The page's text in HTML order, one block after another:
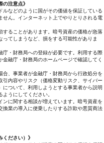
の注意点》
ルなどのように国がその価値を保証している
せん。インターネット上でやりとりされる電
することがあります。暗号資産の価格が急落
ってしまうなど、損をする可能性がありま
庁・財務局への登録が必要です。利用する際
金融庁・財務局のホームページで確認してく
合、事業者が金融庁・財務局から行政処分を
引内容やリスク（価格変動リスク、サイバー
について、利用しようとする事業者から説明
うにしてください。
ンに関する相談が増えています。暗号資産を
換業の導入に便乗したりする詐欺や悪質商法
ください）》